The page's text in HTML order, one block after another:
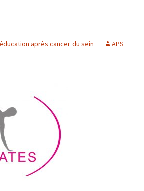
après cancer du sein APS